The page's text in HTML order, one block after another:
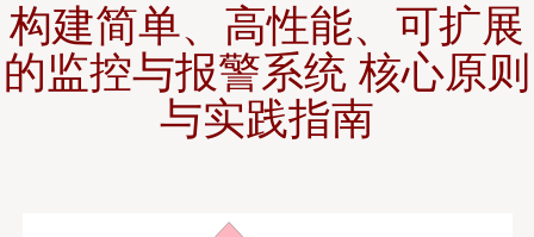
构建简单、高性能、可扩展
的监控与报警系统 核心原则
与实践指南